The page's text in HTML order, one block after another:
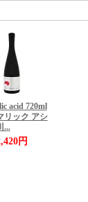
acid 720ml
リック アシ
...
円